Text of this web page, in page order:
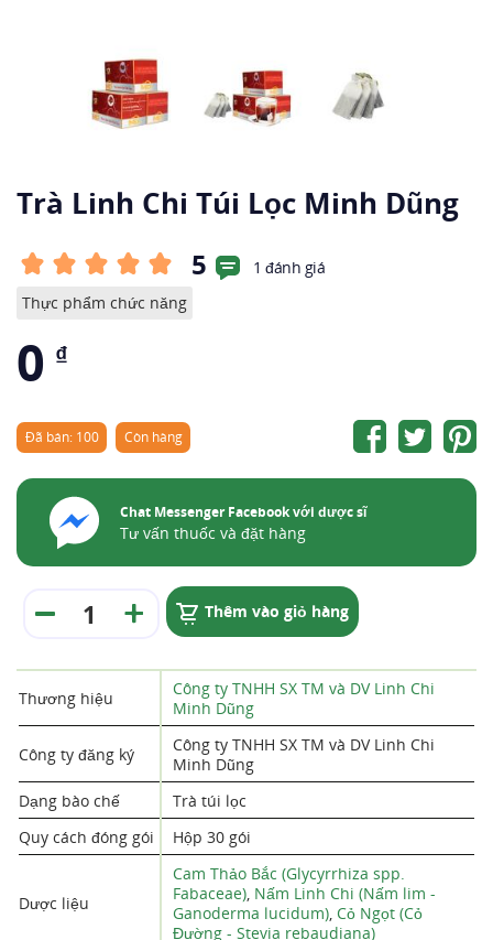
Trà Linh Chi Túi Lọc Minh Dũng
5
1 đánh giá
Thực phẩm chức năng
0 ₫
Đã bán: 100 Còn hàng
Chat Messenger Facebook với dược sĩ
Tư vấn thuốc và đặt hàng
Thêm vào giỏ hàng
Thương hiệu
Công ty TNHH SX TM và DV Linh Chi
Minh Dũng
Công ty đăng ký
Công ty TNHH SX TM và DV Linh Chi
Minh Dũng
Dạng bào chế
Trà túi lọc
Quy cách đóng gói
Hộp 30 gói
Dược liệu
Cam Thảo Bắc (Glycyrrhiza spp.
Fabaceae), Nấm Linh Chi (Nấm lim -
Ganoderma lucidum), Cỏ Ngọt (Cỏ
Đường - Stevia rebaudiana)